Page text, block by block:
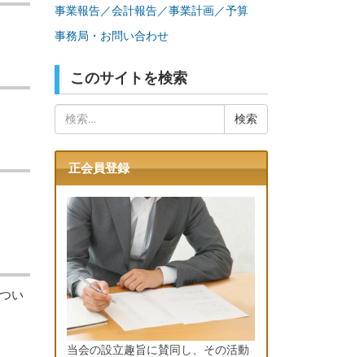
い
事業報告／会計報告／事業計画／予算
事務局・お問い合わせ
このサイトを検索
索:
正会員登録
当会の設立趣旨に賛同し、その活動